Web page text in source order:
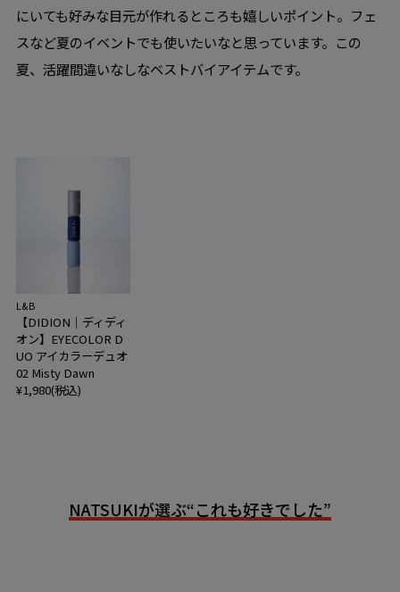
にいても好みな目元が作れるところも嬉しいポイント。フェ
スなど夏のイベントでも使いたいなと思っています。この
夏、活躍間違いなしなベストバイアイテムです。
L&B
【DIDION｜ディディ
オン】EYECOLOR D
UO アイカラーデュオ
02 Misty Dawn
¥1,980(税込)
NATSUKIが選ぶ“これも好きでした”